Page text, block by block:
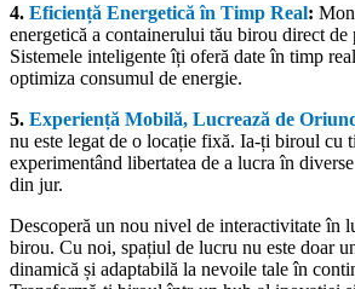
4. Eficiență Energetică în Timp Real:
energetică a containerului tău birou direct
Sistemele inteligente îți oferă date în timp
optimiza consumul de energie.
5. Experiență Mobilă, Lucrează de
nu este legat de o locație fixă. Ia-ți biroul cu
experimentând libertatea de a lucra în
din jur.
Descoperă un nou nivel de interactivitate în
birou. Cu noi, spațiul de lucru nu este doar
dinamică și adaptabilă la nevoile tale în